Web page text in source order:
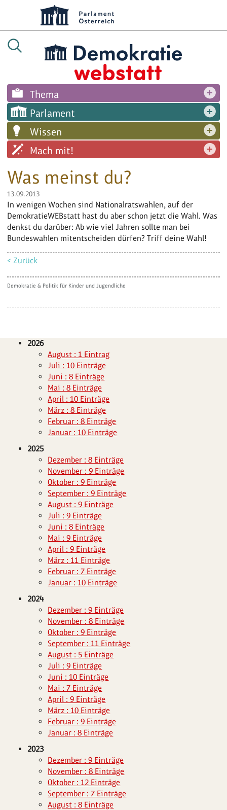
Thema
Parlament
Wissen
Mach mit!
Was meinst du?
13.09.2013
In wenigen Wochen sind Nationalratswahlen, auf der
DemokratieWEBstatt hast du aber schon jetzt die Wahl. Was
denkst du darüber: Ab wie viel Jahren sollte man bei
Bundeswahlen mitentscheiden dürfen? Triff deine Wahl!
< Zurück
Demokratie & Politik für Kinder und Jugendliche
2026
August : 1 Eintrag
Juli : 10 Einträge
Juni : 8 Einträge
Mai : 8 Einträge
April : 10 Einträge
März : 8 Einträge
Februar : 8 Einträge
Januar : 10 Einträge
2025
Dezember : 8 Einträge
November : 9 Einträge
Oktober : 9 Einträge
September : 9 Einträge
August : 9 Einträge
Juli : 9 Einträge
Juni : 8 Einträge
Mai : 9 Einträge
April : 9 Einträge
März : 11 Einträge
Februar : 7 Einträge
Januar : 10 Einträge
2024
Dezember : 9 Einträge
November : 8 Einträge
Oktober : 9 Einträge
September : 11 Einträge
August : 5 Einträge
Juli : 9 Einträge
Juni : 10 Einträge
Mai : 7 Einträge
April : 9 Einträge
März : 10 Einträge
Februar : 9 Einträge
Januar : 8 Einträge
2023
Dezember : 9 Einträge
November : 8 Einträge
Oktober : 12 Einträge
September : 7 Einträge
August : 8 Einträge